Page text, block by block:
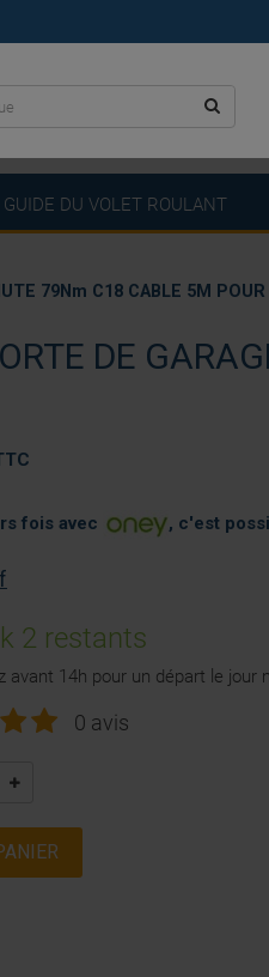
GUIDE DU VOLET ROULANT
DE
fois avec , c'est
2 restants
avant 14h pour un départ le jour
0 avis
79Nm C18 CABLE 5M